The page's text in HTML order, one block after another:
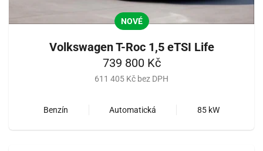
NOVÉ
Volkswagen T-Roc 1,5 eTSI Life
739 800 Kč
611 405 Kč bez DPH
Benzín Automatická 85 kW